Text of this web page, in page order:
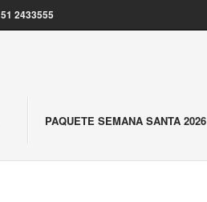
51 2433555
PAQUETE SEMANA SANTA 2026